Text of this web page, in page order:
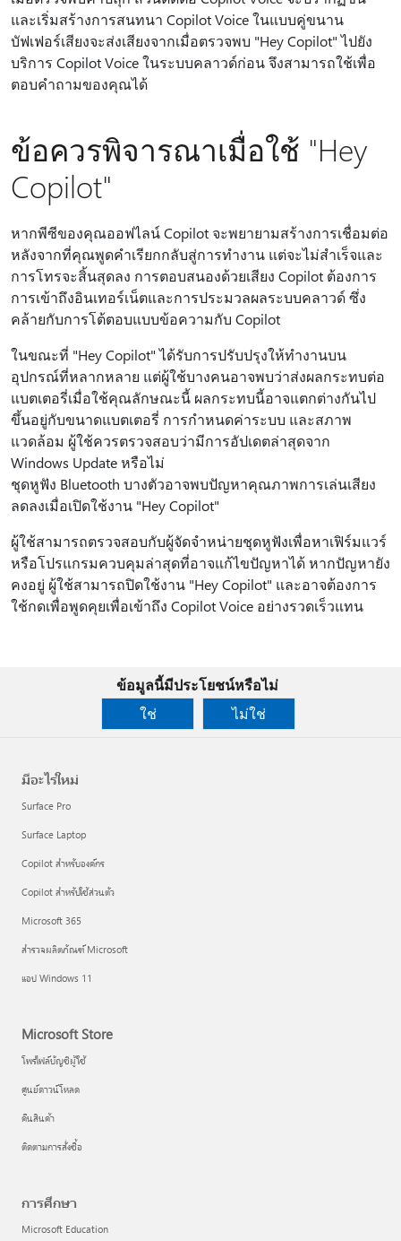
และเริ่มสร้างการสนทนา Copilot Voice ในแบบคู่ขนาน
บัฟเฟอร์เสียงจะส่งเสียงจากเมื่อตรวจพบ "Hey Copilot" ไปยัง
บริการ Copilot Voice ในระบบคลาวด์ก่อน จึงสามารถใช้เพื่อ
ตอบคําถามของคุณได้
ข้อควรพิจารณาเมื่อใช้ "Hey
Copilot"
หากพีซีของคุณออฟไลน์ Copilot จะพยายามสร้างการเชื่อมต่อ
หลังจากที่คุณพูดคําเรียกกลับสู่การทํางาน แต่จะไม่สําเร็จและ
การโทรจะสิ้นสุดลง การตอบสนองด้วยเสียง Copilot ต้องการ
การเข้าถึงอินเทอร์เน็ตและการประมวลผลระบบคลาวด์ ซึ่ง
คล้ายกับการโต้ตอบแบบข้อความกับ Copilot
ในขณะที่ "Hey Copilot" ได้รับการปรับปรุงให้ทํางานบน
อุปกรณ์ที่หลากหลาย แต่ผู้ใช้บางคนอาจพบว่าส่งผลกระทบต่อ
แบตเตอรี่เมื่อใช้คุณลักษณะนี้ ผลกระทบนี้อาจแตกต่างกันไป
ขึ้นอยู่กับขนาดแบตเตอรี่ การกําหนดค่าระบบ และสภาพ
แวดล้อม ผู้ใช้ควรตรวจสอบว่ามีการอัปเดตล่าสุดจาก
Windows Update หรือไม่
ชุดหูฟัง Bluetooth บางตัวอาจพบปัญหาคุณภาพการเล่นเสียง
ลดลงเมื่อเปิดใช้งาน "Hey Copilot"
ผู้ใช้สามารถตรวจสอบกับผู้จัดจําหน่ายชุดหูฟังเพื่อหาเฟิร์มแวร์
หรือโปรแกรมควบคุมล่าสุดที่อาจแก้ไขปัญหาได้ หากปัญหายัง
คงอยู่ ผู้ใช้สามารถปิดใช้งาน "Hey Copilot" และอาจต้องการ
ใช้กดเพื่อพูดคุยเพื่อเข้าถึง Copilot Voice อย่างรวดเร็วแทน
ข้อมูลนี้มีประโยชน์หรือไม่
ใช่
ไม่ใช่
มีอะไรใหม่
Surface Pro
Surface Laptop
Copilot สำหรับองค์กร
Copilot สำหรับใช้ส่วนตัว
Microsoft 365
สำรวจผลิตภัณฑ์ Microsoft
แอป Windows 11
Microsoft Store
โพรไฟล์บัญชีผู้ใช้
ศูนย์ดาวน์โหลด
คืนสินค้า
ติดตามการสั่งซื้อ
การศึกษา
Microsoft Education